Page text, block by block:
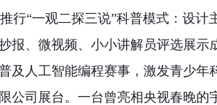
行“一观二探三说”科普模式：设
报、微视频、小小讲解员评选展示
人工智能编程赛事，激发青少年
公司展台。一台曾亮相央视春晚